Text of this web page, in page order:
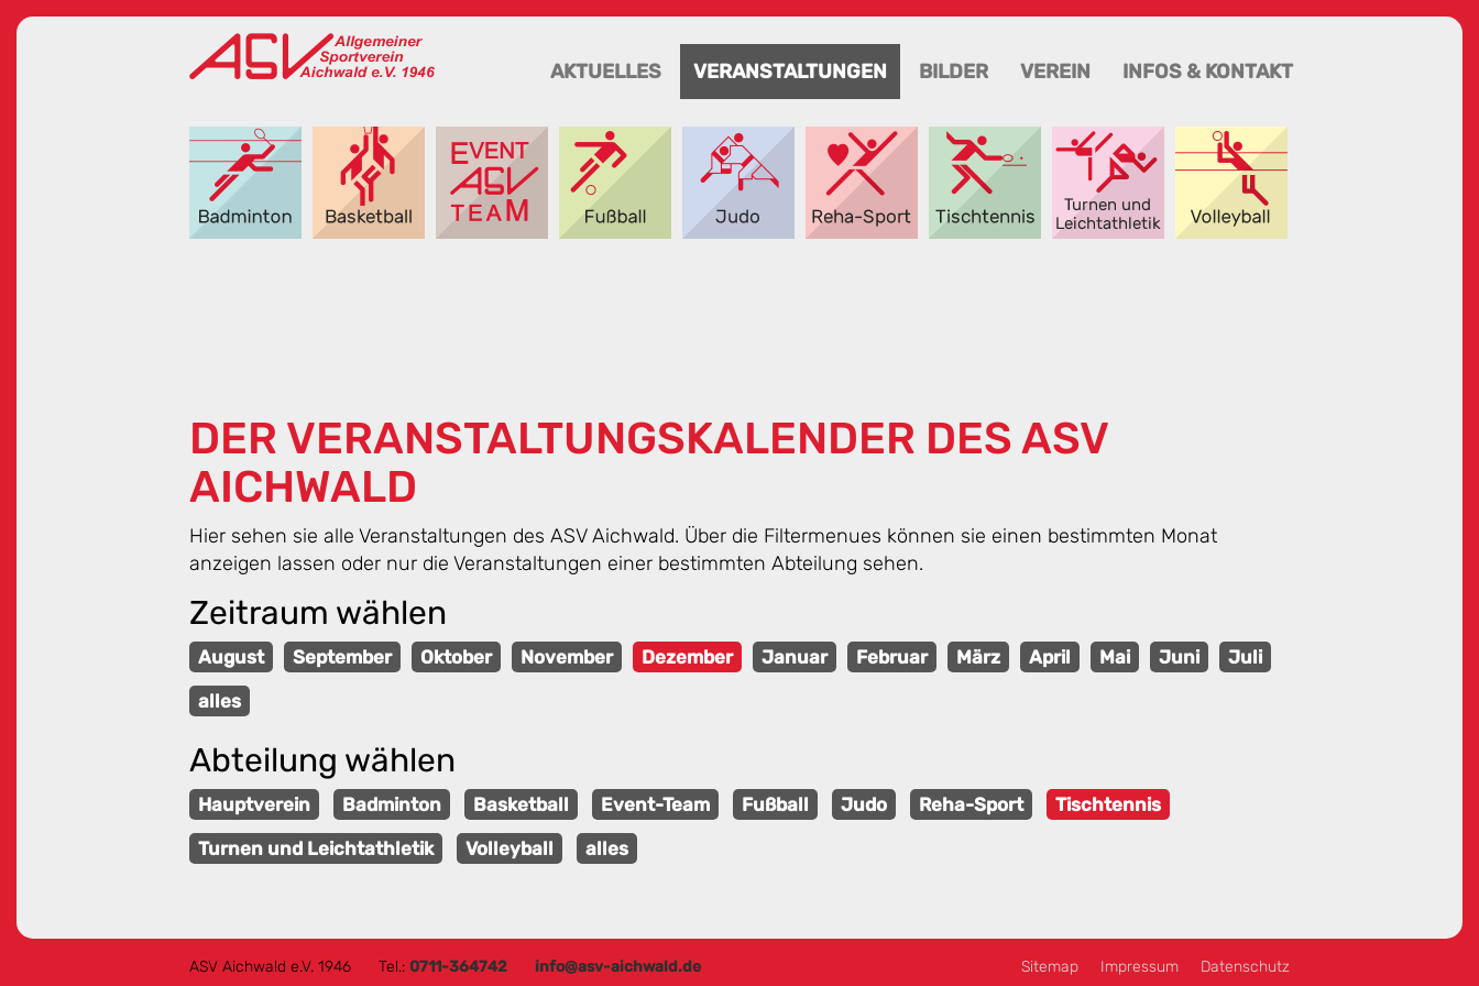
AKTUELLES VERANSTALTUNGEN BILDER VEREIN INFOS & KONTAKT
DER VERANSTALTUNGSKALENDER DES ASV
AICHWALD
Hier sehen sie alle Veranstaltungen des ASV Aichwald. Über die Filtermenues können sie einen bestimmten Monat
anzeigen lassen oder nur die Veranstaltungen einer bestimmten Abteilung sehen.
Zeitraum wählen
August September Oktober November Dezember Januar Februar März April Mai Juni
Juli
alles
Abteilung wählen
Hauptverein Badminton Basketball Event-Team Fußball Judo Reha-Sport
Tischtennis
Turnen und Leichtathletik
Volleyball alles
ASV Aichwald e.V. 1946 Tel.: 0711-364742 info@asv-aichwald.de Sitemap Impressum Datenschutz